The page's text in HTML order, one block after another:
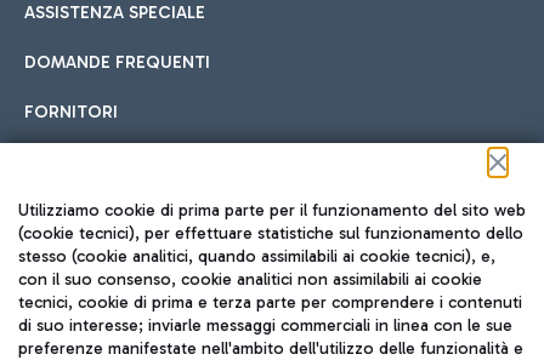
ASSISTENZA SPECIALE
DOMANDE FREQUENTI
FORNITORI
Seguici sui social
TRAVEL JOURNAL
Utilizziamo cookie di prima parte per il funzionamento del sito web
(cookie tecnici), per effettuare statistiche sul funzionamento dello
stesso (cookie analitici, quando assimilabili ai cookie tecnici), e,
con il suo consenso, cookie analitici non assimilabili ai cookie
tecnici, cookie di prima e terza parte per comprendere i contenuti
di suo interesse; inviarle messaggi commerciali in linea con le sue
preferenze manifestate nell'ambito dell'utilizzo delle funzionalità e